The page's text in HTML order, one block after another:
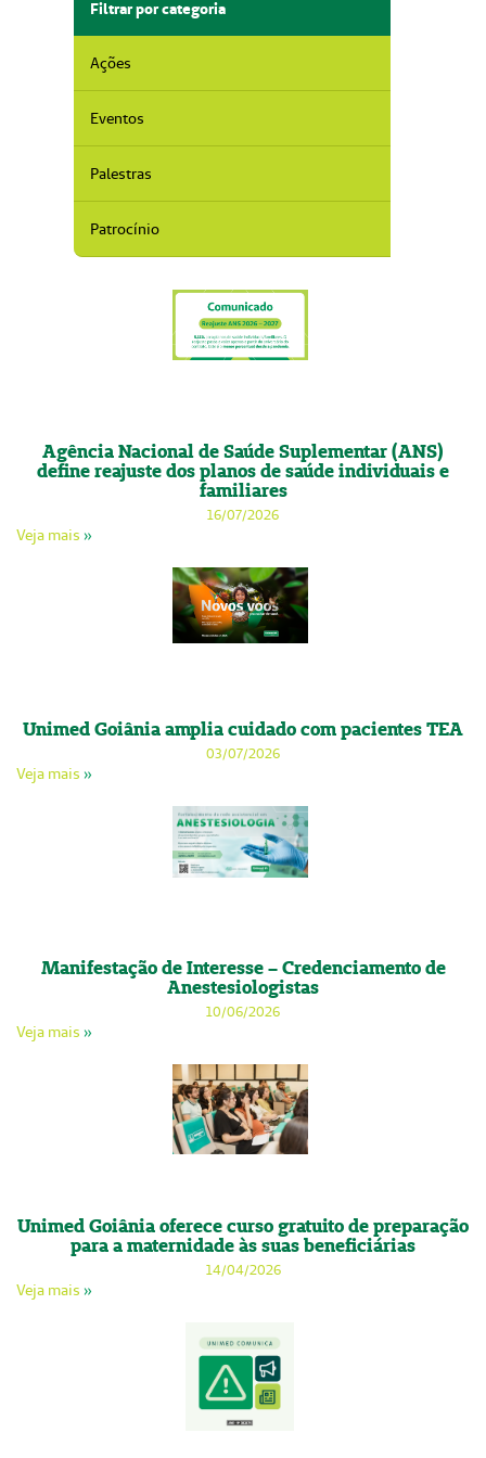
Filtrar por categoria
Ações
Eventos
Palestras
Patrocínio
Agência Nacional de Saúde Suplementar (ANS)
define reajuste dos planos de saúde individuais e
familiares
16/07/2026
Veja mais »
Unimed Goiânia amplia cuidado com pacientes TEA
03/07/2026
Veja mais »
Manifestação de Interesse – Credenciamento de
Anestesiologistas
10/06/2026
Veja mais »
Unimed Goiânia oferece curso gratuito de preparação
para a maternidade às suas beneficiárias
14/04/2026
Veja mais »